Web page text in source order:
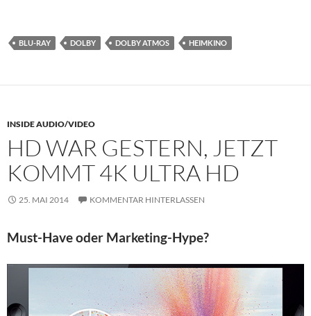
BLU-RAY DOLBY DOLBY ATMOS HEIMKINO
INSIDE AUDIO/VIDEO
HD WAR GESTERN, JETZT
KOMMT 4K ULTRA HD
25. MAI 2014 KOMMENTAR HINTERLASSEN
Must-Have oder Marketing-Hype?